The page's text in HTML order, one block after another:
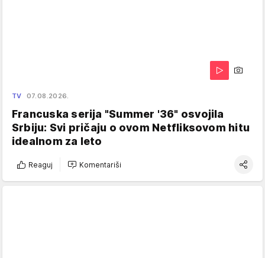
TV 07.08.2026.
Francuska serija "Summer '36" osvojila
Srbiju: Svi pričaju o ovom Netfliksovom hitu
idealnom za leto
Reaguj Komentariši